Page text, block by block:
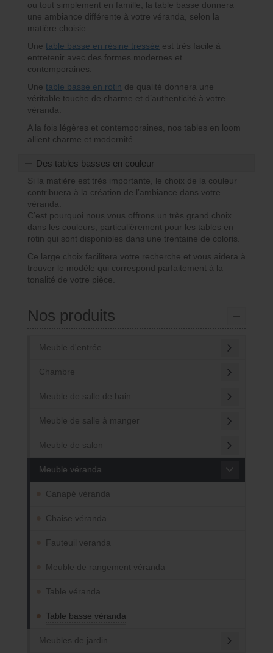
ou tout simplement en famille, la table basse donnera
une ambiance différente à votre véranda, selon la
matière choisie.
Une table basse en résine tressée est très facile à
entretenir avec des formes modernes et
contemporaines.
Une table basse en rotin de qualité donnera une
véritable touche de charme et d’authenticité à votre
véranda.
A la fois légères et contemporaines, nos tables en loom
allient charme et modernité.
Des tables basses en couleur
Si la matière est très importante, le choix de la couleur
contribuera à la création de l’ambiance dans votre
véranda.
C’est pourquoi nous vous offrons un très grand choix
dans les couleurs, particulièrement pour les tables en
rotin qui sont disponibles dans une trentaine de coloris.
Ce large choix facilitera votre recherche et vous aidera à
trouver le modèle qui correspond parfaitement à la
tonalité de votre pièce.
Nos produits
Meuble d'entrée
Chambre
Meuble de salle de bain
Meuble de salle à manger
Meuble de salon
Meuble véranda
Canapé véranda
Chaise véranda
Fauteuil veranda
Meuble de rangement véranda
Table véranda
Table basse véranda
Meubles de jardin